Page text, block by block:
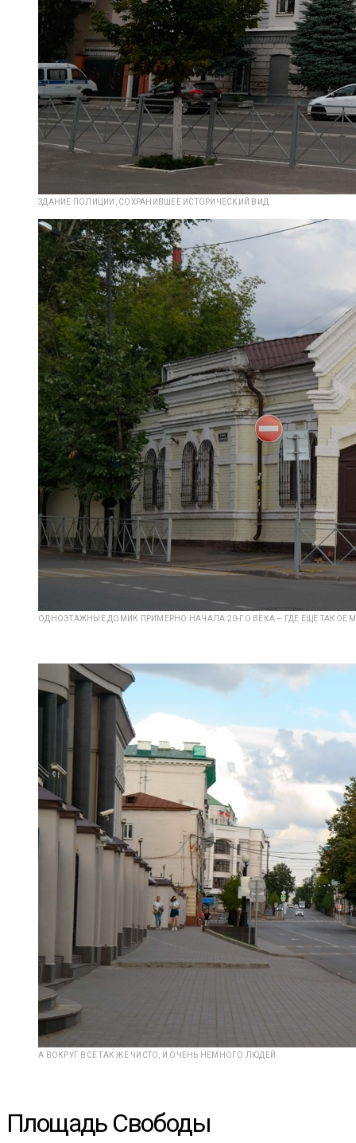
ЗДАНИЕ ПОЛИЦИИ, СОХРАНИВШЕЕ ИСТОРИЧЕСКИЙ ВИД.
ОДНОЭТАЖНЫЕ ДОМИК ПРИМЕРНО НАЧАЛА 20-ГО ВЕКА – ГДЕ ЕЩЕ ТАКОЕ
А ВОКРУГ ВСЕ ТАК ЖЕ ЧИСТО, И ОЧЕНЬ НЕМНОГО ЛЮДЕЙ.
Площадь Свободы